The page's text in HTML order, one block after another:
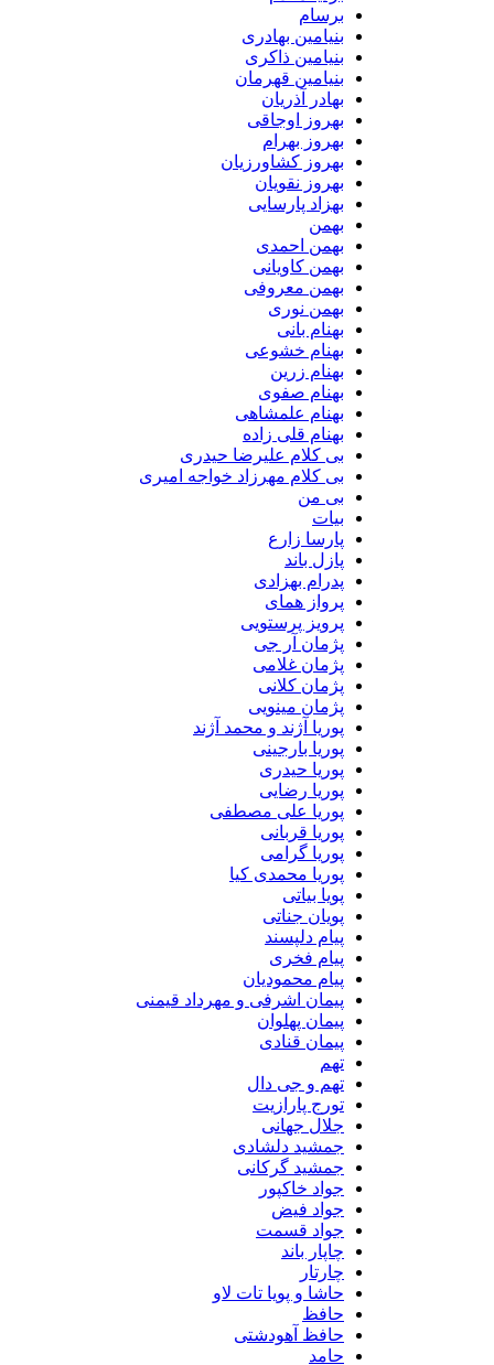
بنیامین بهادری
بنیامین ذاکری
بنیامین قهرمان
بهادر آذریان
بهروز اوجاقی
بهروز بهرام
بهروز کشاورزیان
بهروز نقویان
بهزاد پارسایی
بهمن احمدی
بهمن کاویانی
بهمن معروفی
بهمن نوری
بهنام بانی
بهنام خشوعی
بهنام زرین
بهنام صفوی
بهنام علمشاهی
بهنام قلی زاده
بی کلام علیرضا حیدری
بی کلام مهرزاد خواجه امیری
پارسا زارع
پازل باند
پدرام بهزادی
پرواز همای
پرویز پرستویی
پژمان آر جی
پژمان غلامی
پژمان کلانی
پژمان مینویی
پوریا آژند و محمد آژند
پوریا بارجینی
پوریا حیدری
پوریا رضایی
پوریا علی مصطفی
پوریا قربانی
پوریا گرامی
پوریا محمدی کیا
پویا بیاتی
پویان جناتی
پیام دلپسند
پیام فخری
پیام محمودیان
پیمان اشرفی و مهرداد قیمنی
پیمان پهلوان
پیمان قنادی
تهم و جی دال
تورج پارازیت
جلال جهانی
جمشید دلشادی
جمشید گرکانی
جواد خاکپور
جواد فیض
جواد قسمت
چاپار باند
حاشا و پویا تات لاو
حافظ آهودشتی